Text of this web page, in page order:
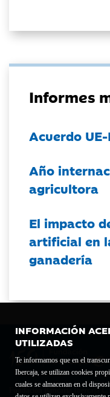
INFORMACIÓN
UTILIZADAS
Te informamos que en el
Ibercaja, se utilizan cookies
cuales se almacenan en el
Informes
Acuerdo
Año
agricultora
El impacto
artificial en
ganadería
Fundación Bancaria Ibercaja